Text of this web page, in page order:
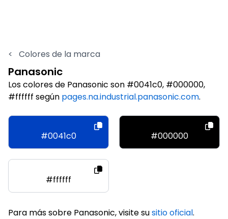
< Colores de la marca
Panasonic
Los colores de Panasonic son #0041c0, #000000,
#ffffff según pages.na.industrial.panasonic.com.
#0041c0 #000000
#ffffff
Para más sobre Panasonic, visite susitio oficial.